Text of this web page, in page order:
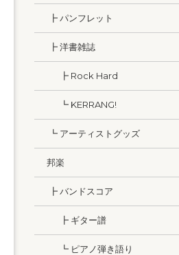
┣ パンフレット
┣ 洋書雑誌
┣ Rock Hard
┗ KERRANG!
┗ アーティストグッズ
邦楽
┣ バンドスコア
┣ ギター譜
┗ ピアノ弾き語り